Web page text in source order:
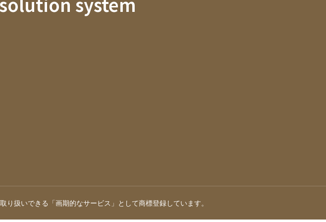
り扱いできる「画期的なサービス」として商標登録しています。